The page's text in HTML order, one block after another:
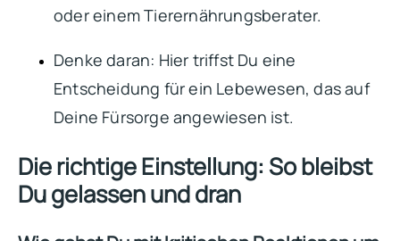
oder einem Tierernährungsberater.
Denke daran: Hier triffst Du eine
Entscheidung für ein Lebewesen, das auf
Deine Fürsorge angewiesen ist.
Die richtige Einstellung: So bleibst
Du gelassen und dran